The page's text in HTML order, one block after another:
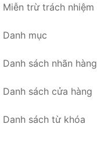
Miễn trừ trách nhiệm
Danh mục
Danh sách nhãn hàng
Danh sách cửa hàng
Danh sách từ khóa